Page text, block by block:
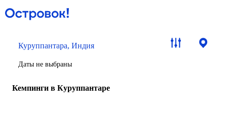
Куруппантара, Индия
Даты не выбраны
Кемпинги в Куруппантаре